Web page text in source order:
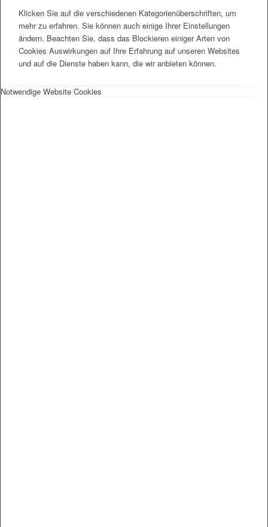
Klicken Sie auf die verschiedenen Kategorienüberschriften, um
mehr zu erfahren. Sie können auch einige Ihrer Einstellungen
ändern. Beachten Sie, dass das Blockieren einiger Arten von
Cookies Auswirkungen auf Ihre Erfahrung auf unseren Websites
und auf die Dienste haben kann, die wir anbieten können.
Notwendige Website Cookies